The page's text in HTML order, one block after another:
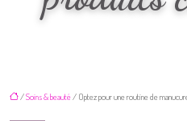
/Soins & beauté/ Optez pour une routine de